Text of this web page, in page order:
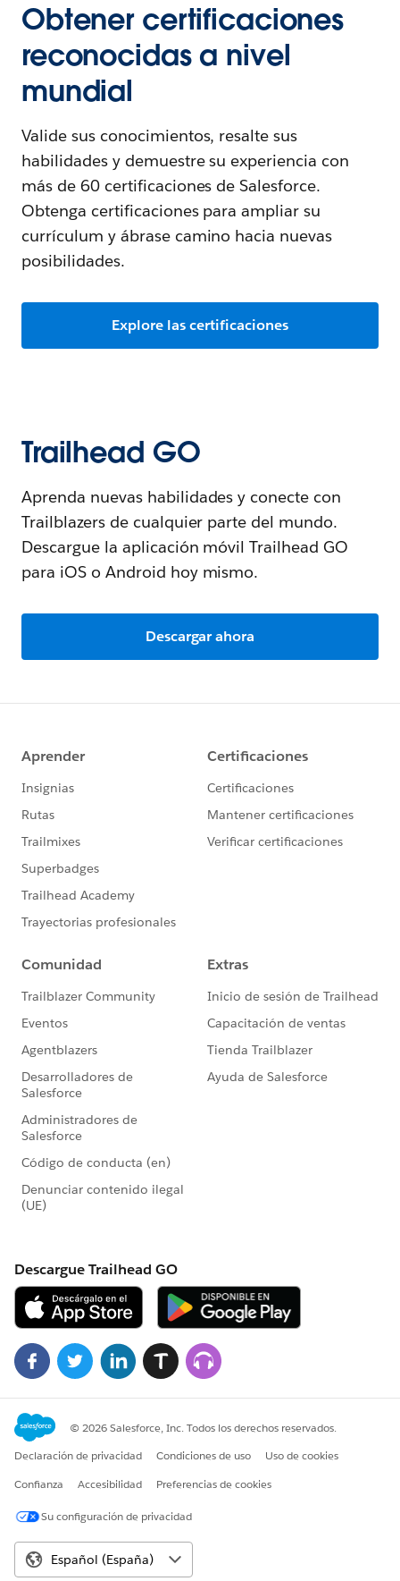
Obtener certificaciones
reconocidas a nivel
mundial
Valide sus conocimientos, resalte sus
habilidades y demuestre su experiencia con
más de 60 certificaciones de Salesforce.
Obtenga certificaciones para ampliar su
currículum y ábrase camino hacia nuevas
posibilidades.
Explore las certificaciones
Trailhead GO
Aprenda nuevas habilidades y conecte con
Trailblazers de cualquier parte del mundo.
Descargue la aplicación móvil Trailhead GO
para iOS o Android hoy mismo.
Descargar ahora